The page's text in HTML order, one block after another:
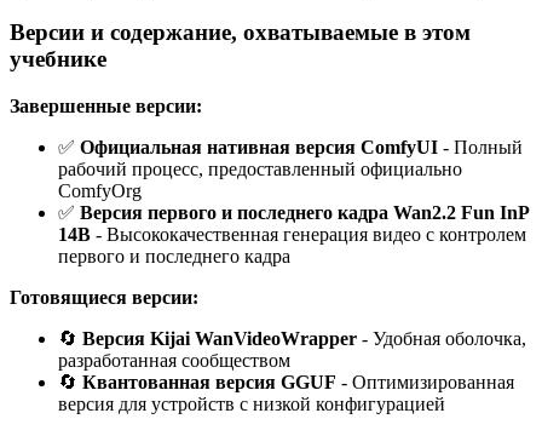
Версии и содержание, охватываемые в этом
учебнике
Завершенные версии:
✅ Официальная нативная версия ComfyUI - Полный
рабочий процесс, предоставленный официально
ComfyOrg
✅ Версия первого и последнего кадра Wan2.2 Fun InP
14B - Высококачественная генерация видео с контролем
первого и последнего кадра
Готовящиеся версии:
🔄 Версия Kijai WanVideoWrapper - Удобная оболочка,
разработанная сообществом
🔄 Квантованная версия GGUF - Оптимизированная
версия для устройств с низкой конфигурацией